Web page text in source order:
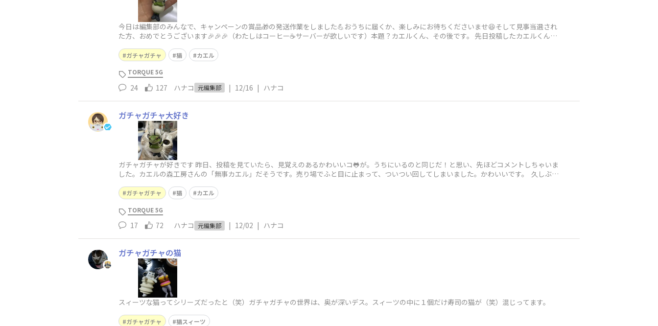
今日は編集部のみんなで、キャンペーンの賞品🎁の発送作業をしました💪おうちに届くか、楽しみにお待ちくださいませ😆そして見事当選され
た方、おめでとうございます🎉🎉🎉（わたしはコーヒー☕サーバーが欲しいです）本題？カエルくん、その後です。 先日投稿したカエルくん。
ガチャガチャ 猫 カエル
TORQUE 5G
24 127 ハナコ 元編集部 | 12/16 | ハナコ
ガチャガチャ大好き
ガチャガチャが好きです 昨日、投稿を見ていたら、見覚えのあるかわいいコ🐸が。うちにいるのと同じだ！と思い、先ほどコメントしちゃいま
した。カエルの森工房さんの「無事カエル」だそうです。売り場でふと目に止まって、ついつい回してしまいました。かわいいです。 久しぶり
ガチャガチャ 猫 カエル
TORQUE 5G
17 72 ハナコ 元編集部 | 12/02 | ハナコ
ガチャガチャの猫
スィーツな猫ってシリーズだったと（笑）ガチャガチャの世界は、奥が深いデス。スィーツの中に１個だけ寿司の猫が（笑）混じってます。
ガチャガチャ 猫スィーツ